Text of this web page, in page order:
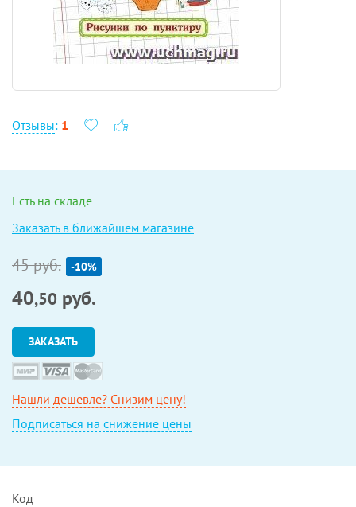
Отзывы: 1
Есть на складе
Заказать в ближайшем магазине
45 руб. -10%
40,50 руб.
ЗАКАЗАТЬ
Нашли дешевле? Снизим цену!
Подписаться на снижение цены
Код